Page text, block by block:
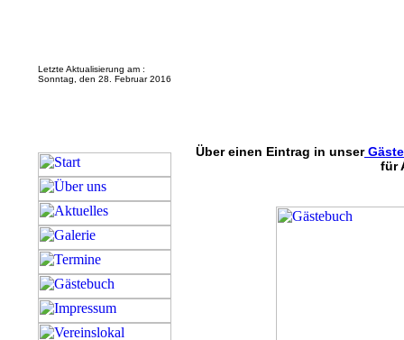
Letzte Aktualisierung am :
Sonntag, den 28. Februar 2016
Über einen Eintrag in unser
für